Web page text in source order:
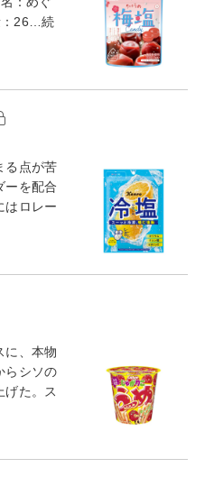
：26…続
る点が苦
ーを配合
はロレー
に、本物
らシソの
げた。ス